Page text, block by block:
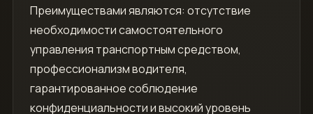
Преимуществами являются: отсутствие
необходимости самостоятельного
управления транспортным средством,
профессионализм водителя,
гарантированное соблюдение
конфиденциальности и высокий уровень